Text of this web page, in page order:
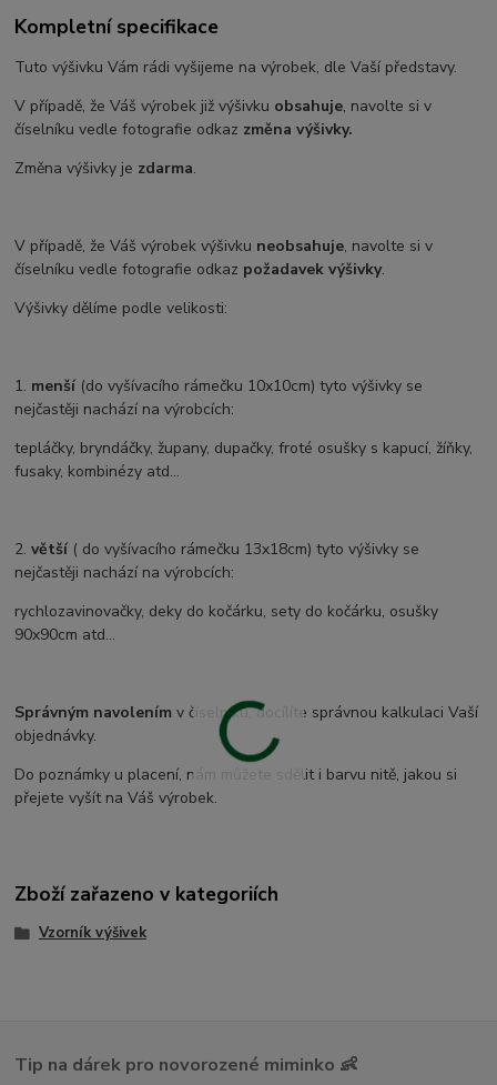
Kompletní specifikace
Tuto výšivku Vám rádi vyšijeme na výrobek, dle Vaší představy.
V případě, že Váš výrobek již výšivku obsahuje, navolte si v
číselníku vedle fotografie odkaz změna výšivky.
Změna výšivky je zdarma.
V případě, že Váš výrobek výšivku neobsahuje, navolte si v
číselníku vedle fotografie odkaz požadavek výšivky.
Výšivky dělíme podle velikosti:
1. menší (do vyšívacího rámečku 10x10cm) tyto výšivky se
nejčastěji nachází na výrobcích:
tepláčky, bryndáčky, župany, dupačky, froté osušky s kapucí, žíňky,
fusaky, kombinézy atd...
2.větší ( do vyšívacího rámečku 13x18cm) tyto výšivky se
nejčastěji nachází na výrobcích:
rychlozavinovačky, deky do kočárku, sety do kočárku, osušky
90x90cm atd...
Správným navolením v číselníku, docílíte správnou kalkulaci Vaší
objednávky.
Do poznámky u placení, nám můžete sdělit i barvu nitě, jakou si
přejete vyšít na Váš výrobek.
Zboží zařazeno v kategoriích
Vzorník výšivek
Tip na dárek pro novorozené miminko 👶